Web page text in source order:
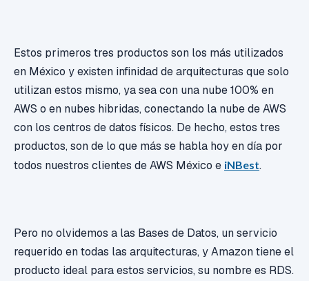
Estos primeros tres productos son los más utilizados
en México y existen infinidad de arquitecturas que solo
utilizan estos mismo, ya sea con una nube 100% en
AWS o en nubes hibridas, conectando la nube de AWS
con los centros de datos físicos. De hecho, estos tres
productos, son de lo que más se habla hoy en día por
todos nuestros clientes de AWS México e iNBest.
Pero no olvidemos a las Bases de Datos, un servicio
requerido en todas las arquitecturas, y Amazon tiene el
producto ideal para estos servicios, su nombre es RDS.